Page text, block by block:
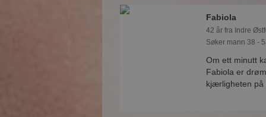
Fabiola
42 år fra Indre
Søker mann 38 -
Om ett minutt
Fabiola er
kjærligheten på